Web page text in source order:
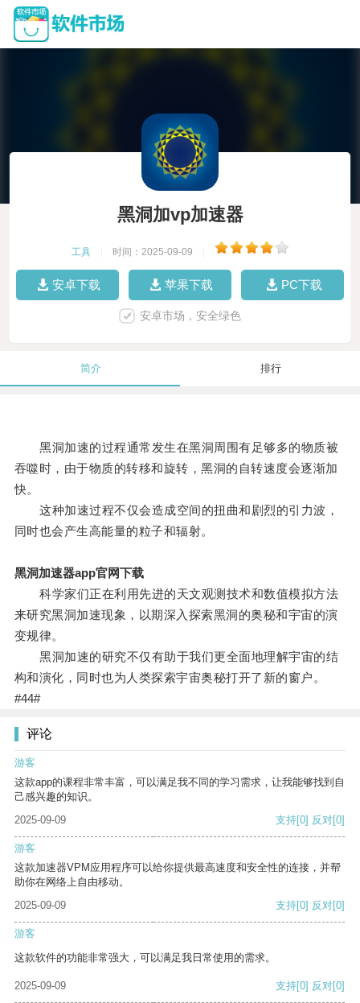
黑洞加vp加速器
工具 时间：2025-09-09
安卓下载 苹果下载 PC下载
安卓市场，安全绿色
简介 排行
黑洞加速的过程通常发生在黑洞周围有足够多的物质被
吞噬时，由于物质的转移和旋转，黑洞的自转速度会逐渐加
快。
这种加速过程不仅会造成空间的扭曲和剧烈的引力波，
同时也会产生高能量的粒子和辐射。
黑洞加速器app官网下载
科学家们正在利用先进的天文观测技术和数值模拟方法
来研究黑洞加速现象，以期深入探索黑洞的奥秘和宇宙的演
变规律。
黑洞加速的研究不仅有助于我们更全面地理解宇宙的结
构和演化，同时也为人类探索宇宙奥秘打开了新的窗户。
#44#
评论
游客
这款app的课程非常丰富，可以满足我不同的学习需求，让我能够找到自
己感兴趣的知识。
2025-09-09
支持[0] 反对[0]
游客
这款加速器VPM应用程序可以给你提供最高速度和安全性的连接，并帮
助你在网络上自由移动。
2025-09-09
支持[0] 反对[0]
游客
这款软件的功能非常强大，可以满足我日常使用的需求。
2025-09-09 支持[0] 反对[0]